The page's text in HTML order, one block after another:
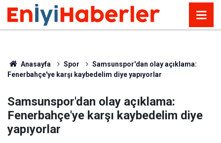
Anasayfa Spor
Samsunspor'dan olay açıklama:
Fenerbahçe'ye karşı kaybedelim diye yapıyorlar
Samsunspor'dan olay açıklama:
Fenerbahçe'ye karşı kaybedelim diye
yapıyorlar